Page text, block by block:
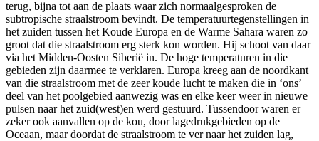
terug, bijna tot aan de plaats waar zich normaalgesproken de
subtropische straalstroom bevindt. De temperatuurtegenstellingen in
het zuiden tussen het Koude Europa en de Warme Sahara waren zo
groot dat die straalstroom erg sterk kon worden. Hij schoot van daar
via het Midden-Oosten Siberië in. De hoge temperaturen in die
gebieden zijn daarmee te verklaren. Europa kreeg aan de noordkant
van die straalstroom met de zeer koude lucht te maken die in ‘ons’
deel van het poolgebied aanwezig was en elke keer weer in nieuwe
pulsen naar het zuid(west)en werd gestuurd. Tussendoor waren er
zeker ook aanvallen op de kou, door lagedrukgebieden op de
Oceaan, maar doordat de straalstroom te ver naar het zuiden lag,